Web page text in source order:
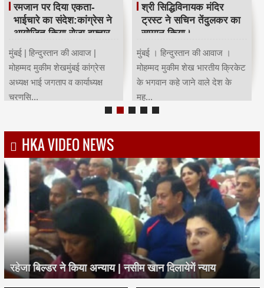
रमजान पर दिया एकता-
भाईचारे का संदेश:कांग्रेस ने
आयोजित किया रोजा इफ्तार
मुंबई | हिन्दुस्तान की आवाज |
मोहम्मद मुकीम शेखमुंबई कांग्रेस
अध्यक्ष भाई जगताप व कार्याध्यक्ष
चरणसि...
श्री सिद्धिविनायक मंदिर
ट्रस्ट ने सचिन तेंदुलकर का
सम्मान किया।
मुंबई । हिन्दुस्तान की आवाज ।
मोहम्मद मुकीम शेख भारतीय क्रिकेट
के भगवान कहे जाने वाले देश के
मह...
HKA VIDEO NEWS
रहेजा बिल्डर ने किया अन्याय | नसीम खान दिलायेगें न्याय